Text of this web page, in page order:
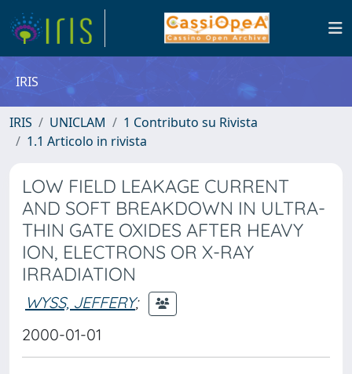
IRIS
IRIS UNICLAM
1 Contributo su Rivista
1.1 Articolo in rivista
LOW FIELD LEAKAGE CURRENT
AND SOFT BREAKDOWN IN ULTRA-
THIN GATE OXIDES AFTER HEAVY
ION, ELECTRONS OR X-RAY
IRRADIATION
WYSS, JEFFERY;
2000-01-01